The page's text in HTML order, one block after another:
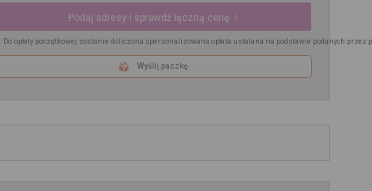
Podaj adresy i sprawdź łączną cenę
Do opłaty początkowej zostanie doliczona spersonalizowana opłata ustalana na podstawie podanych przez
Wyślij paczkę